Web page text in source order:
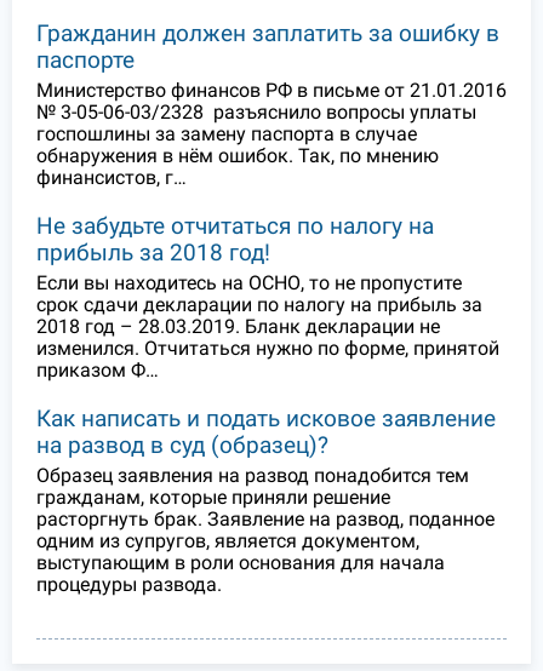
Гражданин должен заплатить за ошибку в
паспорте
Министерство финансов РФ в письме от 21.01.2016
№ 3-05-06-03/2328 разъяснило вопросы уплаты
госпошлины за замену паспорта в случае
обнаружения в нём ошибок. Так, по мнению
финансистов, г…
Не забудьте отчитаться по налогу на
прибыль за 2018 год!
Если вы находитесь на ОСНО, то не пропустите
срок сдачи декларации по налогу на прибыль за
2018 год – 28.03.2019. Бланк декларации не
изменился. Отчитаться нужно по форме, принятой
приказом Ф…
Как написать и подать исковое заявление
на развод в суд (образец)?
Образец заявления на развод понадобится тем
гражданам, которые приняли решение
расторгнуть брак. Заявление на развод, поданное
одним из супругов, является документом,
выступающим в роли основания для начала
процедуры развода.